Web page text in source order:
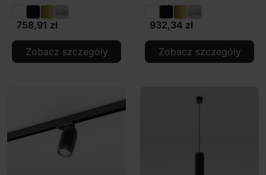
758,91 zł
Zobacz szczegóły
932,34 zł
Zobacz szczegóły